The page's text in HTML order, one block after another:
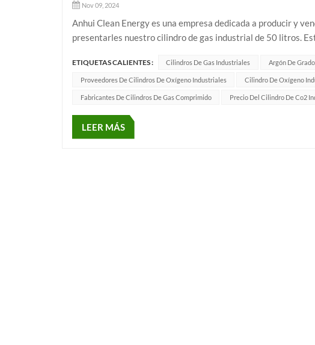
Nov 09, 2024
Anhui Clean Energy es una empresa dedicada a producir y
presentarles nuestro cilindro de gas industrial de 50 litros.
ETIQUETAS CALIENTES : Cilindros De Gas Industriales Argón De
Proveedores De Cilindros De Oxígeno Industriales Cilindro De Oxígeno
Fabricantes De Cilindros De Gas Comprimido Precio Del Cilindro De Co2
LEER MÁS